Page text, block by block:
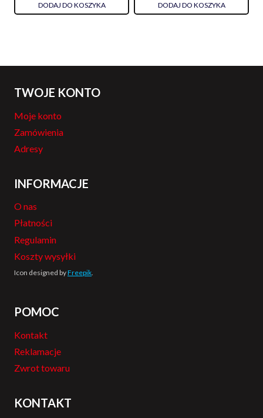
DODAJ DO KOSZYKA DODAJ DO KOSZYKA
TWOJE KONTO
Moje konto
Zamówienia
Adresy
INFORMACJE
O nas
Płatności
Regulamin
Koszty wysyłki
Icon designed byFreepik.
POMOC
Kontakt
Reklamacje
Zwrot towaru
KONTAKT